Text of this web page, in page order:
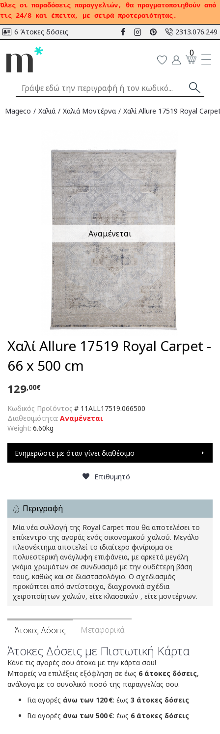
Όλες οι παραδόσεις παραγγελιών, θα πραγματοποιηθούν από
τις 24/8 και έπειτα, με σειρά προτεραιότητας.
6 Άτοκες δόσεις 2313.076.249
0
Mageco Χαλιά Χαλιά Μοντέρνα Χαλί Allure 17519 Royal
Αναμένεται
Χαλί Allure 17519 Royal Carpet -
66 x 500 cm
Κωδικός Προϊόντος # 11ALL17519.066500
Διαθεσιμότητα: Αναμένεται
Weight: 6.60kg
129,00€
Ενημερώστε με όταν γίνει διαθέσιμο
Επιθυμητό
Περιγραφή
Μία νέα συλλογή της Royal Carpet που θα αποτελέσει το
επίκεντρο της αγοράς ενός οικονομικού χαλιού. Μεγάλο
πλεονέκτημα αποτελεί το ιδιαίτερο φινίρισμα σε
πολυεστερική ανάγλυφη επιφάνεια, με αρκετά μεγάλη
γκάμα χρωμάτων σε συνδυασμό με την ουδέτερη βάση
τους, καθώς και σε διαστασολόγιο. Ο σχεδιασμός
προκύπτει από αντίστοιχα, διαχρονικά σχέδια
χειροποίητων χαλιών, είτε κλασσικών , είτε μοντέρνων.
Άτοκες Δόσεις Μεταφορικά
Άτοκες Δόσεις με Πιστωτική Κάρτα
Κάνε τις αγορές σου άτοκα με την κάρτα σου!
Μπορείς να επιλέξεις εξόφληση σε έως 6 άτοκες δόσεις,
ανάλογα με το συνολικό ποσό της παραγγελίας σου.
Για αγορές άνω των 120 €: έως 3 άτοκες δόσεις
Για αγορές άνω των 500 €: έως 6 άτοκες δόσεις